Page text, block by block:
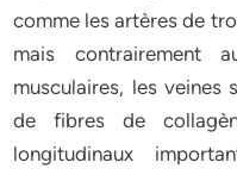
comme les artères de
mais contrairement
musculaires, les veines
de fibres de
longitudinaux